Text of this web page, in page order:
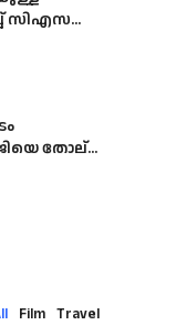
സിഎസ...
തോല്...
Film Travel